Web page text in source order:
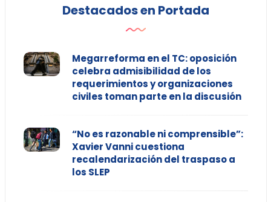
Destacados en Portada
Megarreforma en el TC: oposición
celebra admisibilidad de los
requerimientos y organizaciones
civiles toman parte en la discusión
“No es razonable ni comprensible”:
Xavier Vanni cuestiona
recalendarización del traspaso a
los SLEP